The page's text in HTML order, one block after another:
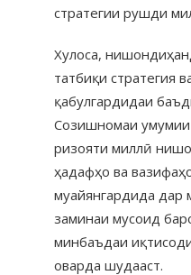
стратегии рушди
Хулоса,
татбиқи стратегия
қабулгардидаи
Созишномаи умумии
ризояти миллӣ
ҳадафҳо ва
муайянгардида
заминаи мусоид
минбаъдаи
оварда шудааст.